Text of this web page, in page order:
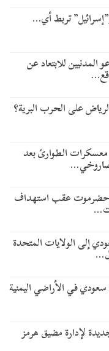
تربط أي…
المدنيين للابتعاد عن
على الحرب البرية؟
الطوارئ بعد
وحضرموت عقب استهداف
إلى الولايات المتحدة
في الأراضي اليمنية
لإدارة مضيق هرمز